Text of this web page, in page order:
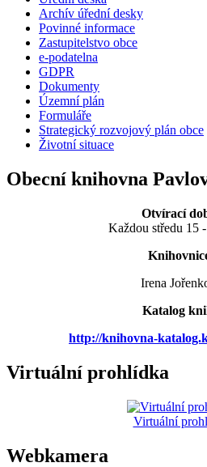
Archív úřední desky
Povinné informace
Zastupitelstvo obce
e-podatelna
GDPR
Dokumenty
Územní plán
Formuláře
Strategický rozvojový plán obce
Životní situace
Obecní knihovna
Otvírací
Každou středu 15
Irena
Katalog
http://knihovna-
Virtuální prohlídka
Virtuální
Webkamera